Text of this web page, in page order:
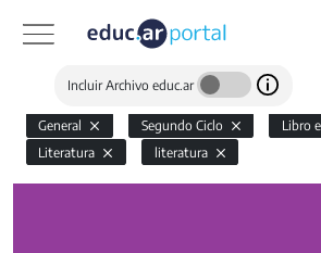
Incluir Archivo educ.ar
General Segundo Ciclo
Libro
Literatura
literatura